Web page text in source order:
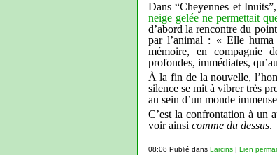
Dans “Cheyennes et
neige gelée ne permettait
d’abord la rencontre du
par l’animal : « Elle huma
mémoire, en compagnie
profondes, immédiates,
À la fin de la nouvelle,
silence se mit à vibrer très
au sein d’un monde
C’est la confrontation à un
voir ainsi comme du dessus.
08:08 Publié dans Larcins| Lien